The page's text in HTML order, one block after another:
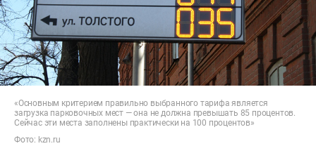
«Основным критерием правильно выбранного тарифа является
загрузка парковочных мест — она не должна превышать 85 процентов.
Сейчас эти места заполнены практически на 100 процентов»
Фото: kzn.ru